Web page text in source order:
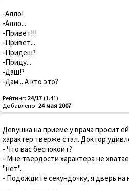
-Алло!
-Алло...
-Привет!!!
-Привет...
-Придеш?
-Приду...
-Даш!?
-Дам... А кто это?
Рейтинг: 24/17 (1.41)
Добавлено: 24 мая 2007
Девушка на приеме у врача просит
характер тверже стал. Доктор
- Что вас беспокоит?
- Мне твердости характера не
"нет".
- Подождите секундочку, я дверь на